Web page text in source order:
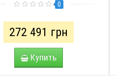
0
272 491 грн
Купить